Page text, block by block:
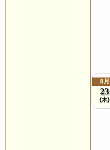
8月
23
(木)